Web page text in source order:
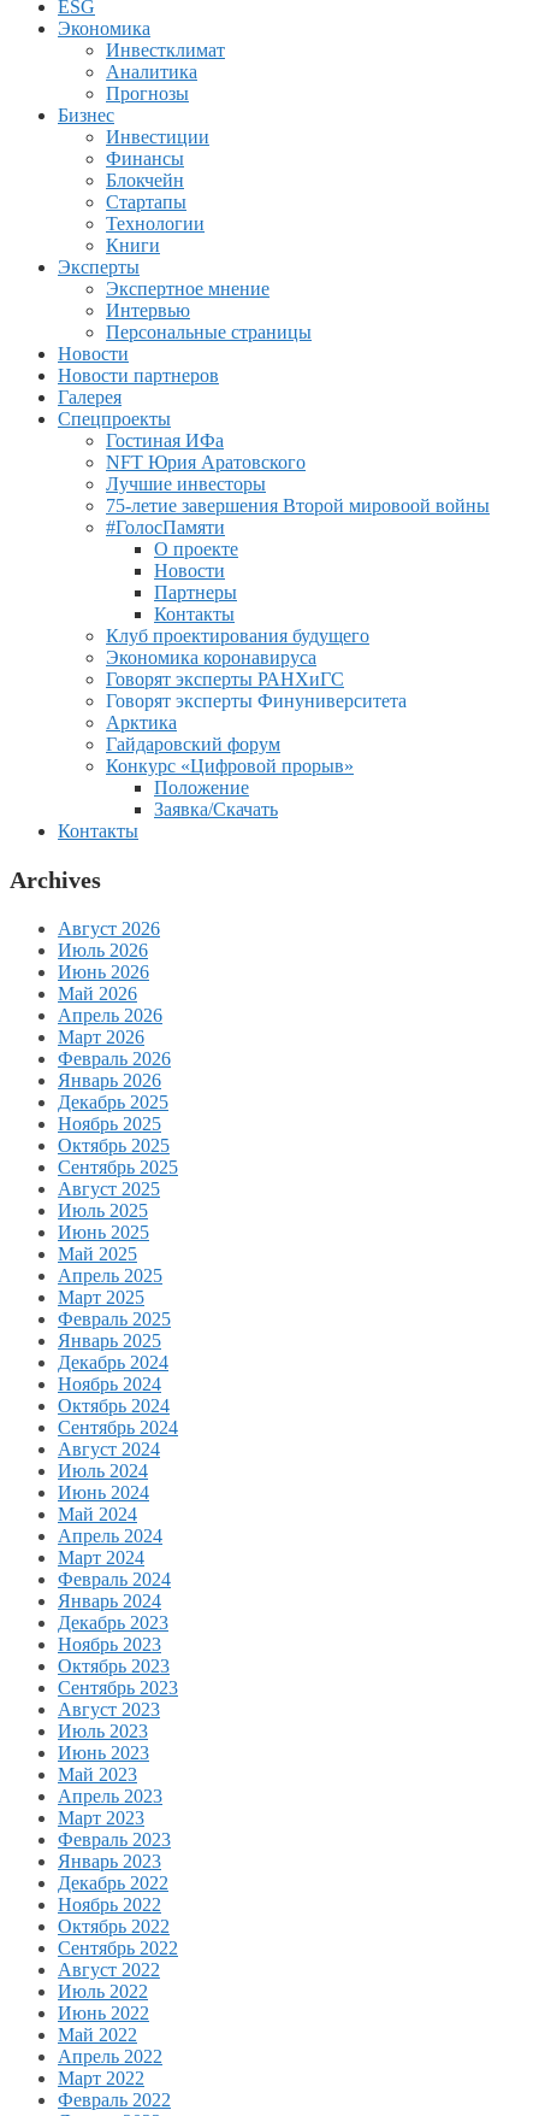
ESG
Экономика
Инвестклимат
Аналитика
Прогнозы
Бизнес
Инвестиции
Финансы
Блокчейн
Стартапы
Технологии
Книги
Эксперты
Экспертное мнение
Интервью
Персональные страницы
Новости
Новости партнеров
Галерея
Спецпроекты
Гостиная ИФа
NFT Юрия Аратовского
Лучшие инвесторы
75-летие завершения Второй мировоой войны
#ГолосПамяти
О проекте
Новости
Партнеры
Контакты
Клуб проектирования будущего
Экономика коронавируса
Говорят эксперты РАНХиГС
Говорят эксперты Финуниверситета
Арктика
Гайдаровский форум
Конкурс «Цифровой прорыв»
Положение
Заявка/Скачать
Контакты
Archives
Август 2026
Июль 2026
Июнь 2026
Май 2026
Апрель 2026
Март 2026
Февраль 2026
Январь 2026
Декабрь 2025
Ноябрь 2025
Октябрь 2025
Сентябрь 2025
Август 2025
Июль 2025
Июнь 2025
Май 2025
Апрель 2025
Март 2025
Февраль 2025
Январь 2025
Декабрь 2024
Ноябрь 2024
Октябрь 2024
Сентябрь 2024
Август 2024
Июль 2024
Июнь 2024
Май 2024
Апрель 2024
Март 2024
Февраль 2024
Январь 2024
Декабрь 2023
Ноябрь 2023
Октябрь 2023
Сентябрь 2023
Август 2023
Июль 2023
Июнь 2023
Май 2023
Апрель 2023
Март 2023
Февраль 2023
Январь 2023
Декабрь 2022
Ноябрь 2022
Октябрь 2022
Сентябрь 2022
Август 2022
Июль 2022
Июнь 2022
Май 2022
Апрель 2022
Март 2022
Февраль 2022